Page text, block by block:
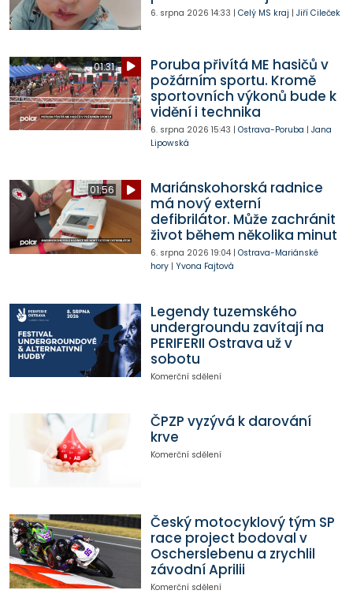
6. srpna 2026 14:33 | Celý MS kraj | Jiří Cileček
01:31
Poruba přivítá ME hasičů v
požárním sportu. Kromě
sportovních výkonů bude k
vidění i technika
6. srpna 2026 15:43 | Ostrava-Poruba | Jana
Lipowská
01:56
Mariánskohorská radnice
má nový externí
defibrilátor. Může zachránit
život během několika minut
6. srpna 2026 19:04| Ostrava-Mariánské
hory| Yvona Fajtová
Legendy tuzemského
undergroundu zavítají na
PERIFERII Ostrava už v
sobotu
Komerční sdělení
ČPZP vyzývá k darování
krve
Komerční sdělení
Český motocyklový tým SP
race project bodoval v
Oscherslebenu a zrychlil
závodní Aprilii
Komerční sdělení